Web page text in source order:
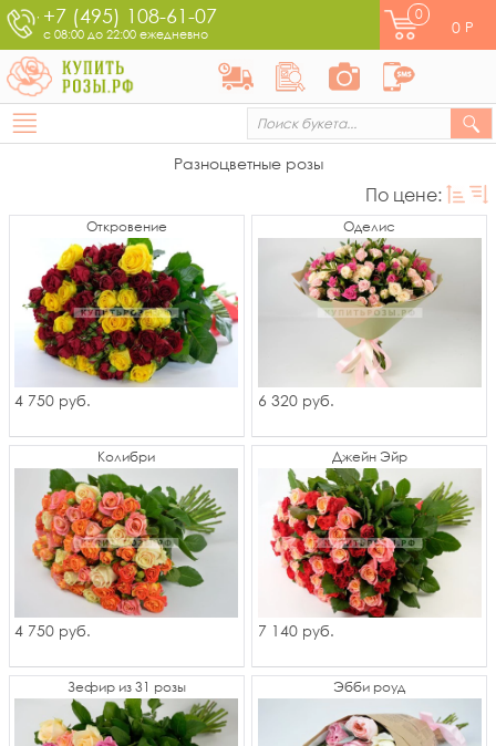
+7 (495) 108-61-07
с 08:00 до 22:00 ежедневно
0
0 Р
Разноцветные розы
По цене:
Откровение
4 750 руб.
Оделис
6 320 руб.
Колибри
4 750 руб.
Джейн Эйр
7 140 руб.
Зефир из 31 розы Эбби роуд